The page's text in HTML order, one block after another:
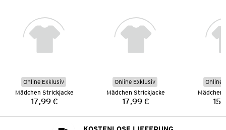
Online Exklusiv
Mädchen Strickjacke
Preis:
17,99 €
Online Exklusiv
Mädchen Strickjacke
Preis:
17,99 €
Online
Mädchen